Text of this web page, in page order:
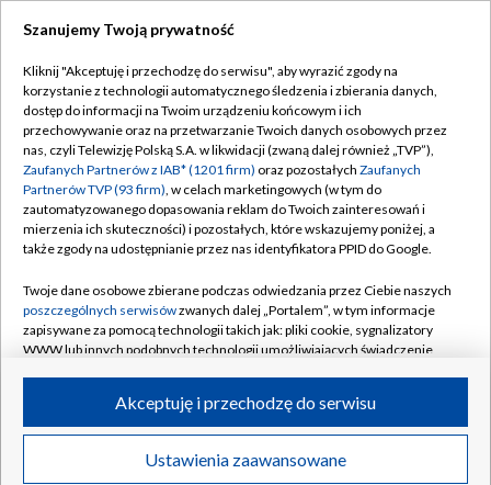
TVP
Abonament TVP
Emisja w TVP
Centrum informacji TVP
Naziemna Telewizja Cyfrowa
Rada Programowa
System NOS
Informacje o nadawcy
Program dla prasy
Regulamin TVP
Polityka prywatności
Moje zgody
Pomoc
Kontakt
Kanały
©2026 Telewizja Polska S.A. w likwidacji
Szanujemy Twoją prywatność
Kliknij "Akceptuję i przechodzę do serwisu", aby wyrazić zgody na
korzystanie z technologii automatycznego śledzenia i zbierania danych,
dostęp do informacji na Twoim urządzeniu końcowym i ich
przechowywanie oraz na przetwarzanie Twoich danych osobowych przez
nas, czyli Telewizję Polską S.A. w likwidacji (zwaną dalej również „TVP”),
Zaufanych Partnerów z IAB* (1201 firm) oraz pozostałych Zaufanych
Partnerów TVP (93 firm), w celach marketingowych (w tym do
zautomatyzowanego dopasowania reklam do Twoich zainteresowań i
mierzenia ich skuteczności) i pozostałych, które wskazujemy poniżej, a
także zgody na udostępnianie przez nas identyfikatora PPID do Google.
Twoje dane osobowe zbierane podczas odwiedzania przez Ciebie naszych
poszczególnych serwisówzwanych dalej „Portalem”, w tym informacje
zapisywane za pomocą technologii takich jak: pliki cookie, sygnalizatory
WWW lub innych podobnych technologii umożliwiających świadczenie
ruchu w Internecie.
Twoje dane osobowe zbierane podczas odwiedzania przez Ciebie
poszczególnych serwisówna Portalu, takie jak adresy IP, identyfikatory
Ustawienia zaawansowane
Akceptuję i przechodzę do serwisu